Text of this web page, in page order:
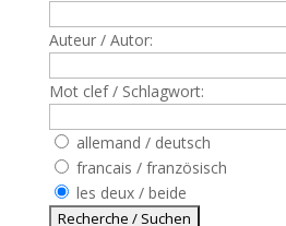
Auteur / Autor:
Mot clef / Schlagwort:
allemand / deutsch
francais / französisch
les deux / beide